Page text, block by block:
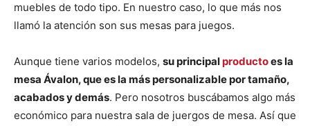
muebles de todo tipo. En nuestro caso, lo que más nos
llamó la atención son sus mesas para juegos.
Aunque tiene varios modelos, su principalproductoes la
mesa Ávalon, que es la más personalizable por tamaño,
acabados y demás. Pero nosotros buscábamos algo más
económico para nuestra sala de juergos de mesa. Así que